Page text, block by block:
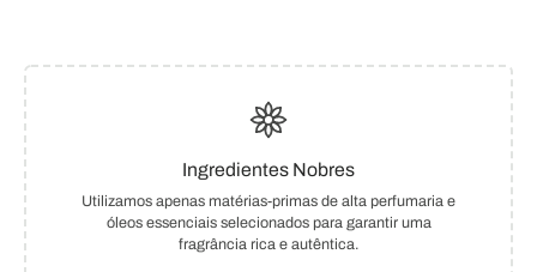
Ingredientes Nobres
Utilizamos apenas matérias-primas de alta perfumaria e
óleos essenciais selecionados para garantir uma
fragrância rica e autêntica.